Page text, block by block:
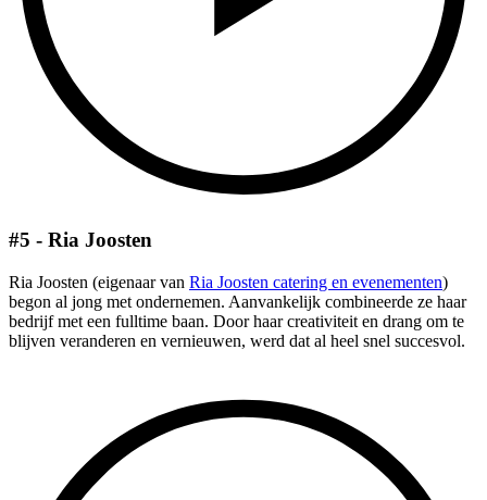
#5 - Ria Joosten
Ria Joosten (eigenaar van Ria Joosten catering en evenementen)
begon al jong met ondernemen. Aanvankelijk combineerde ze haar
bedrijf met een fulltime baan. Door haar creativiteit en drang om te
blijven veranderen en vernieuwen, werd dat al heel snel succesvol.